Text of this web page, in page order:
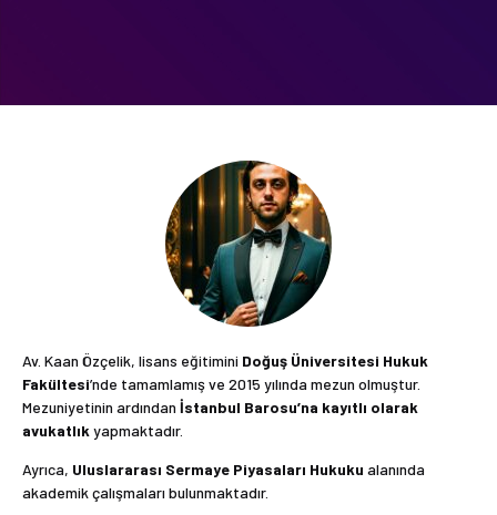
Av. Kaan Özçelik, lisans eğitimini Doğuş Üniversitesi Hukuk
Fakültesi’nde tamamlamış ve 2015 yılında mezun olmuştur.
Mezuniyetinin ardından İstanbul Barosu’na kayıtlı olarak
avukatlık yapmaktadır.
Ayrıca, Uluslararası Sermaye Piyasaları Hukuku alanında
akademik çalışmaları bulunmaktadır.